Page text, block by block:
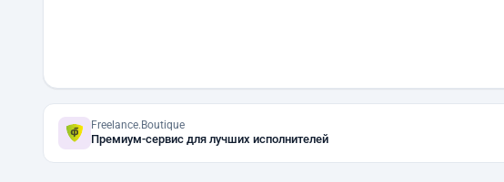
Freelance.Boutique
Премиум-сервис для лучших исполнителей